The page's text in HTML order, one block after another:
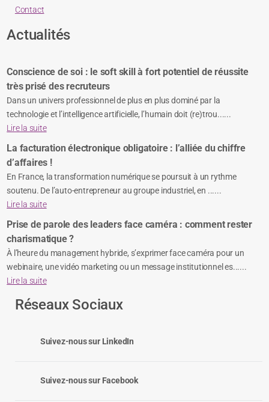
Contact
Actualités
Conscience de soi : le soft skill à fort potentiel de réussite
très prisé des recruteurs
Dans un univers professionnel de plus en plus dominé par la
technologie et l’intelligence artificielle, l’humain doit (re)trou......
Lire la suite
La facturation électronique obligatoire : l’alliée du chiffre
d’affaires !
En France, la transformation numérique se poursuit à un rythme
soutenu. De l’auto-entrepreneur au groupe industriel, en ......
Lire la suite
Prise de parole des leaders face caméra : comment rester
charismatique ?
À l’heure du management hybride, s’exprimer face caméra pour un
webinaire, une vidéo marketing ou un message institutionnel es......
Lire la suite
Réseaux Sociaux
Suivez-nous sur LinkedIn
Suivez-nous sur Facebook